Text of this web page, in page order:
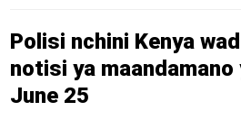
Polisi nchini Kenya
notisi ya maandamano
June 25